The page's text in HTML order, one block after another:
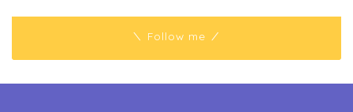
＼ Follow me ／